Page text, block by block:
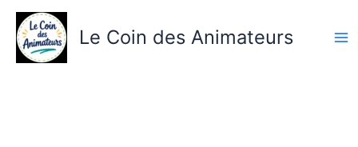
Aller
contenu
Le Coin des Animateurs